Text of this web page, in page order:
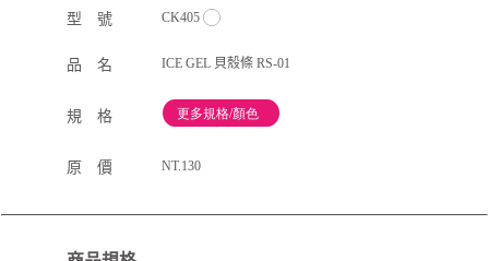
型 號 CK405
品 名 ICE GEL 貝殼條 RS-01
規 格
原 價 NT.130